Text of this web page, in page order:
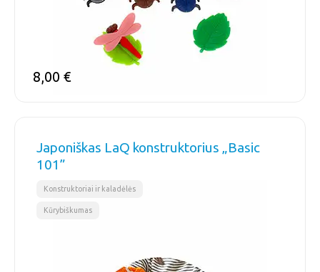
8,00 €
Japoniškas LaQ konstruktorius „Basic
101”
Konstruktoriai ir kaladėlės
Kūrybiškumas